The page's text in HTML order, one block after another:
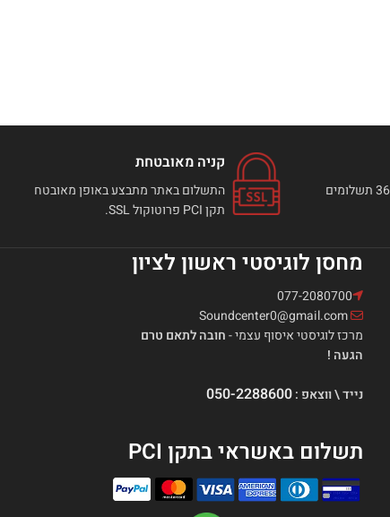
ניתן לבצע רכישה באתר עד 36 תשלומים
קניה מאובטחת
התשלום באתר מתבצע באופן מאובטח
תקן PCI פרוטוקול SSL.
מחסן לוגיסטי ראשון לציון
077-2080700
Soundcenter0@gmail.com
מרכז לוגיסטי איסוף עצמי -חובה לתאם טרם
הגעה !
נייד \ ווצאפ :050-2288600
תשלום באשראי בתקן PCI